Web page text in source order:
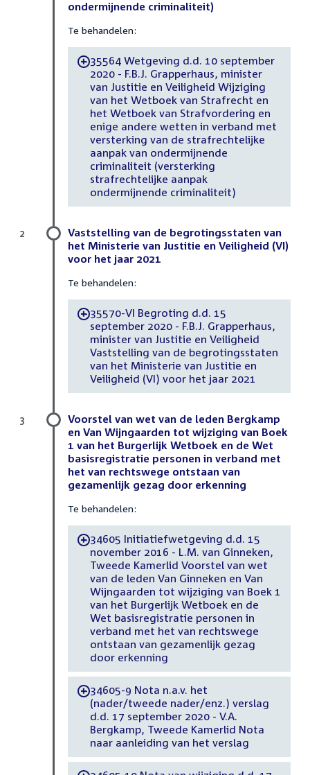
ondermijnende criminaliteit)
Te behandelen:
-35564 Wetgeving d.d. 10 september
2020 - F.B.J. Grapperhaus, minister
van Justitie en Veiligheid Wijziging
van het Wetboek van Strafrecht en
het Wetboek van Strafvordering en
enige andere wetten in verband met
versterking van de strafrechtelijke
aanpak van ondermijnende
criminaliteit (versterking
strafrechtelijke aanpak
ondermijnende criminaliteit)
Vaststelling van de begrotingsstaten van
het Ministerie van Justitie en Veiligheid (VI)
voor het jaar 2021
Te behandelen:
-35570-VI Begroting d.d. 15
september 2020 - F.B.J. Grapperhaus,
minister van Justitie en Veiligheid
Vaststelling van de begrotingsstaten
van het Ministerie van Justitie en
Veiligheid (VI) voor het jaar 2021
2
Voorstel van wet van de leden Bergkamp
en Van Wijngaarden tot wijziging van Boek
1 van het Burgerlijk Wetboek en de Wet
basisregistratie personen in verband met
het van rechtswege ontstaan van
gezamenlijk gezag door erkenning
Te behandelen:
-34605 Initiatiefwetgeving d.d. 15
november 2016 - L.M. van Ginneken,
Tweede Kamerlid Voorstel van wet
van de leden Van Ginneken en Van
Wijngaarden tot wijziging van Boek 1
van het Burgerlijk Wetboek en de
Wet basisregistratie personen in
verband met het van rechtswege
ontstaan van gezamenlijk gezag
door erkenning
-34605-9 Nota n.a.v. het
(nader/tweede nader/enz.) verslag
d.d. 17 september 2020 - V.A.
Bergkamp, Tweede Kamerlid Nota
naar aanleiding van het verslag
3